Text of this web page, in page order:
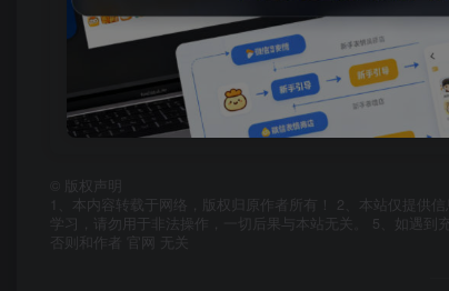
版权声明
1、本内容转载于网络，版权归原作者所有！ 2、本站仅提供
学习，请勿用于非法操作，一切后果与本站无关。 5、如遇
否则和作者 官网 无关